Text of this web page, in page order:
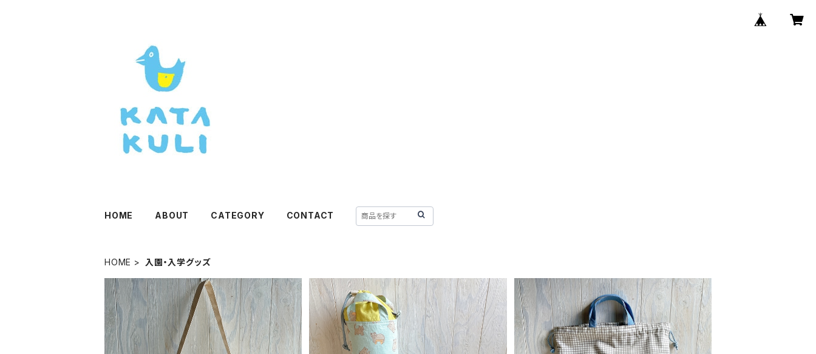
HOME ABOUT CATEGORY CONTACT
HOME 入園・入学グッズ